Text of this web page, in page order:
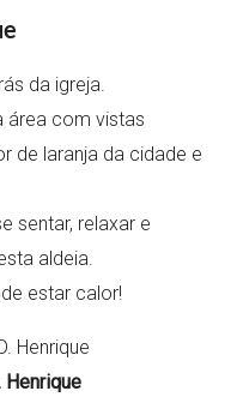
da igreja.
área com vistas
de laranja da cidade e
sentar, relaxar e
aldeia.
estar calor!
Henrique